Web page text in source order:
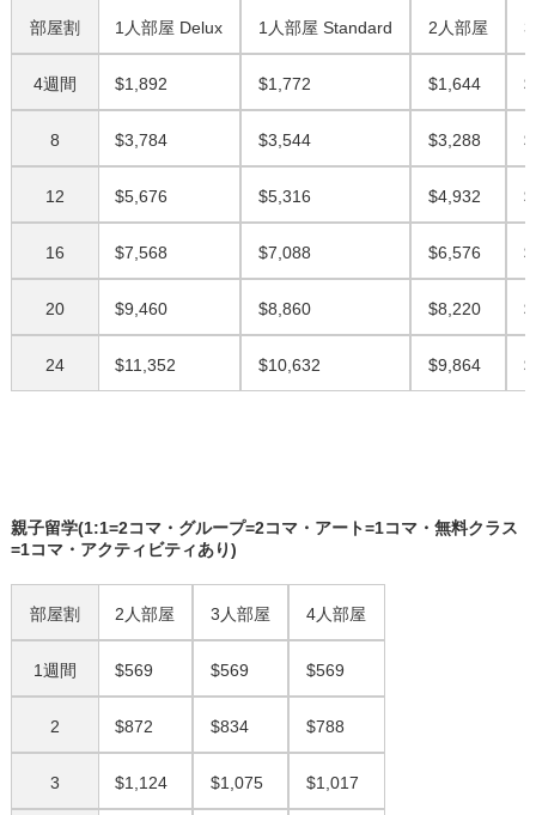
部屋割
4週間
8
12
16
20
24
1人部屋 Delux
$1,892
$3,784
$5,676
$7,568
$9,460
$11,352
1人部屋 Standard
$1,772
$3,544
$5,316
$7,088
$8,860
$10,632
2人部屋
$1,644
$3,288
$4,932
$6,576
$8,220
$9,864
親子留学(1:1=2コマ・グループ=2コマ・アート=1コマ・無料クラス
=1コマ・アクティビティあり)
部屋割
1週間
2
3
2人部屋
$569
$872
$1,124
3人部屋
$569
$834
$1,075
4人部屋
$569
$788
$1,017